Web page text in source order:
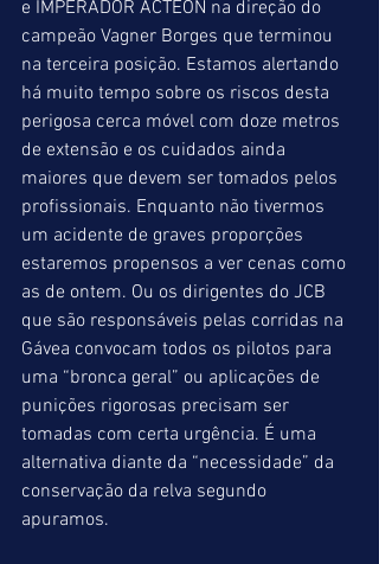
e IMPERADOR ACTEON na direção do
campeão Vagner Borges que terminou
na terceira posição. Estamos alertando
há muito tempo sobre os riscos desta
perigosa cerca móvel com doze metros
de extensão e os cuidados ainda
maiores que devem ser tomados pelos
profissionais. Enquanto não tivermos
um acidente de graves proporções
estaremos propensos a ver cenas como
as de ontem. Ou os dirigentes do JCB
que são responsáveis pelas corridas na
Gávea convocam todos os pilotos para
uma “bronca geral” ou aplicações de
punições rigorosas precisam ser
tomadas com certa urgência. É uma
alternativa diante da “necessidade” da
conservação da relva segundo
apuramos.